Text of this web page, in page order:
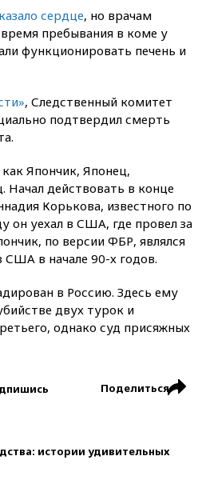
сердце, но врачам
время пребывания в коме у
функционировать печень и
, Следственный комитет
подтвердил смерть
Япончик, Японец,
Начал действовать в конце
Корькова, известного по
он уехал в США, где провел за
по версии ФБР, являлся
в начале 90-х годов.
в Россию. Здесь ему
двух турок и
однако суд присяжных
Поделиться
истории удивительных